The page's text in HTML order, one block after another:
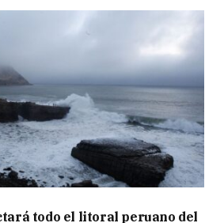
todo el litoral peruano del